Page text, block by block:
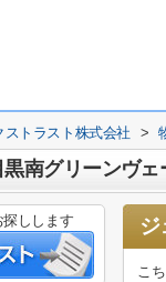
トラスト株式会社 >
南グリーンヴェ
ジ
こ
しします